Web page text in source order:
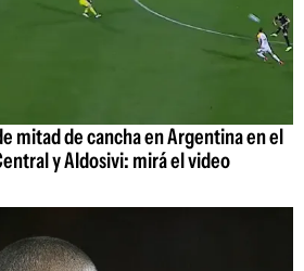
mitad de cancha en Argentina en el
y Aldosivi: mirá el video